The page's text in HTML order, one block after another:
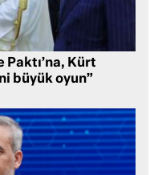
Paktı’na, Kürt
büyük oyun”